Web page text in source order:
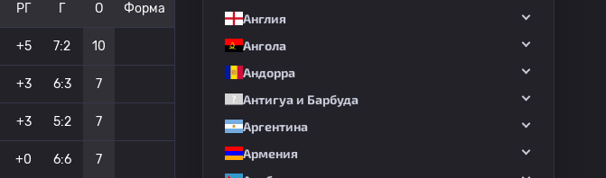
РГ Г О Форма
+5 7:2 10
+3 6:3 7
+3 5:2 7
+0 6:6 7
Англия
Ангола
Андорра
Антигуа и Барбуда
Аргентина
Армения